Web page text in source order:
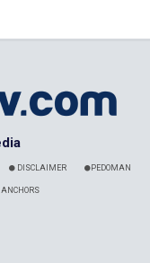
DISCLAIMER PEDOMAN